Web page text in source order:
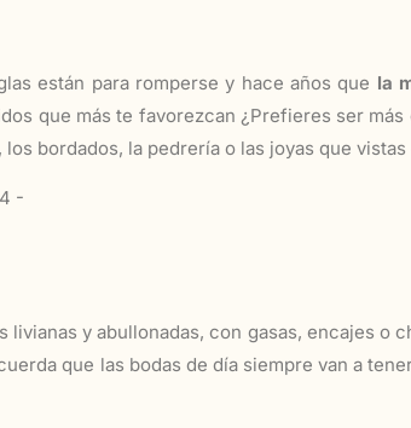
están para romperse y hace años que la
que más te favorezcan ¿Prefieres ser
bordados, la pedrería o las joyas que vistas
y abullonadas, con gasas, encajes o
que las bodas de día siempre van a